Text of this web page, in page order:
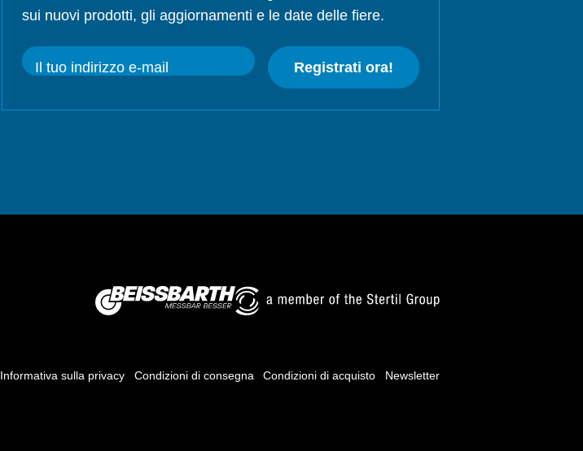
sui nuovi prodotti, gli aggiornamenti e le date delle fiere.
Il tuo indirizzo e-mail Registrati ora!
Informativa sulla privacy Condizioni di consegna Condizioni di acquisto Newsletter